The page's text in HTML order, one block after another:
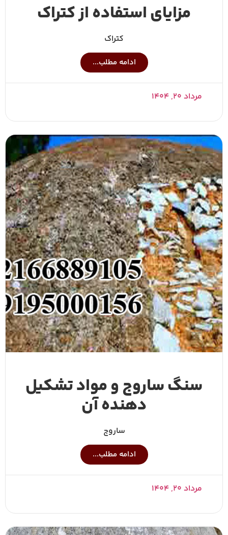
مزایای استفاده از کتراک
کتراک
ادامه مطلب...
مرداد ۲۰, ۱۴۰۴
سنگ ساروج و مواد تشکیل
دهنده آن
ساروج
ادامه مطلب...
مرداد ۲۰, ۱۴۰۴